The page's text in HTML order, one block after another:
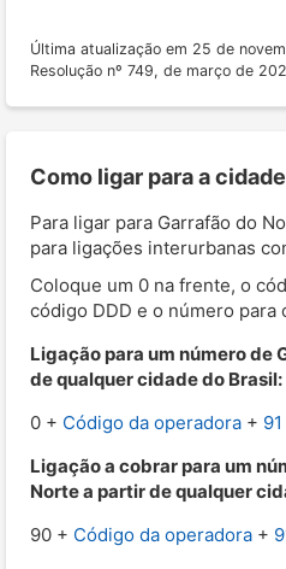
Última atualização em 25 de
Resolução nº 749, de março de
Como ligar para a
Para ligar para Garrafão do
para ligações interurbanas
Coloque um 0 na frente, o
código DDD e o número para
Ligação para um número de
de qualquer cidade do Brasil:
0 + Código da operadora + 91
Ligação a cobrar para um
Norte a partir de qualquer
90 + Código da operadora +